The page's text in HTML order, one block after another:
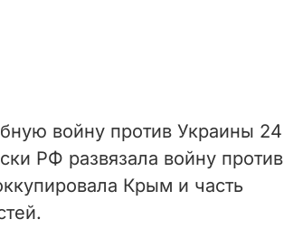
войну против Украины 24
РФ развязала войну против
Крым и часть